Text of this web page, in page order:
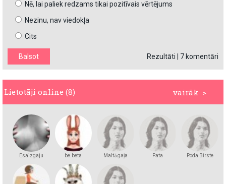
Nē, lai paliek redzams tikai pozitīvais vērtējums
Nezinu, nav viedokļa
Cits
Rezultāti 7 komentāri
vairāk >
Lietotāji online (8)
Esaizgaju be.beta Maltā gaļa Pata Poda Birste